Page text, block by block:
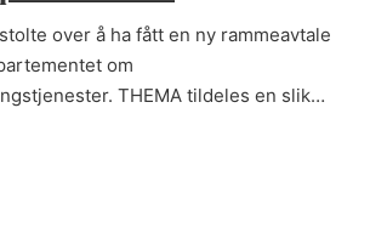
over å ha fått en ny rammeavtale
om
THEMA tildeles en slik…